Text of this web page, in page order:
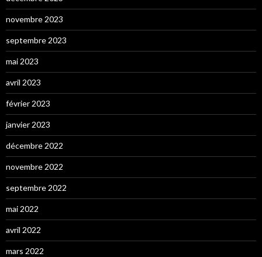
novembre 2023
septembre 2023
mai 2023
avril 2023
février 2023
janvier 2023
décembre 2022
novembre 2022
septembre 2022
mai 2022
avril 2022
mars 2022